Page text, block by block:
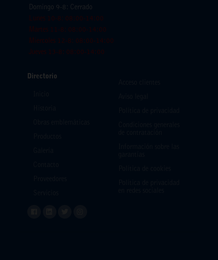
Directorio
Domingo 9-8: Cerrado
Lunes 10-8: 08:00-14:00
Martes 11-8: 08:00-14:00
Miercoles 12-8: 08:00-14:00
Jueves 13-8: 08:00-14:00